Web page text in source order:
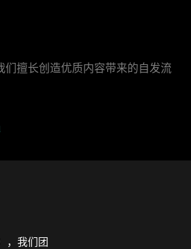
们擅长创造优质内容带来的自发流
我们团